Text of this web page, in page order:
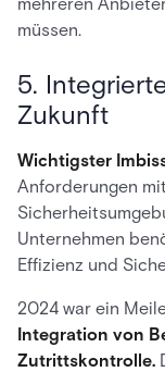
müssen.
5.
Zukunft
Wichtigster
Anforderungen
Unternehmen
Effizienz und
2024 war ein
Integration von
Zutrittskontrolle.